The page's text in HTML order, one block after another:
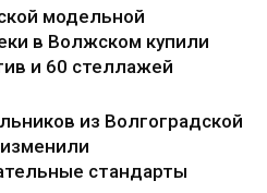
модельной
в Волжском купили
и 60 стеллажей
из Волгоградской
стандарты